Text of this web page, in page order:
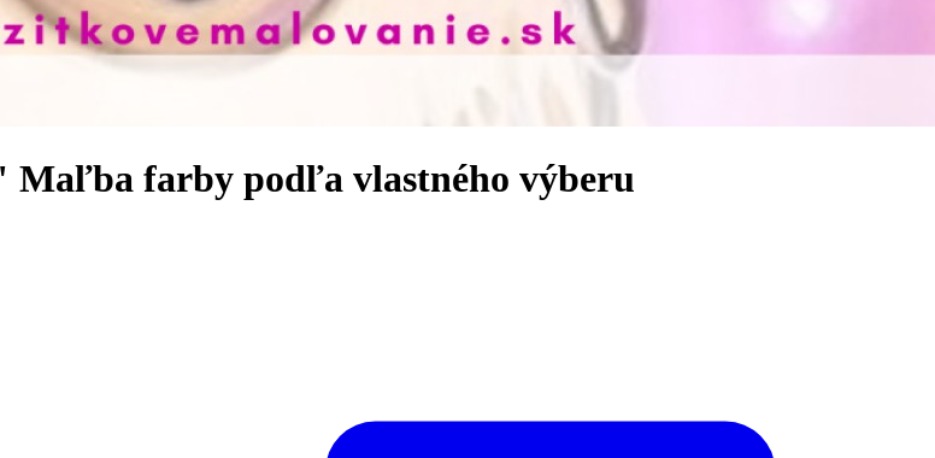
farby podľa vlastného výberu